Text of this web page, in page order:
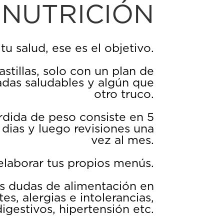
NUTRICIÓN
salud, ese es el objetivo.
solo con un plan de
saludables y algún que
otro truco.
de peso consiste en 5
y luego revisiones una
vez al mes.
tus propios menús.
dudas de alimentación en
alergias e intolerancias,
hipertensión etc.